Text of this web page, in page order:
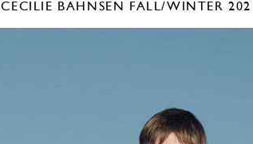
CECILIE BAHNSEN FALL/WINTER 2021